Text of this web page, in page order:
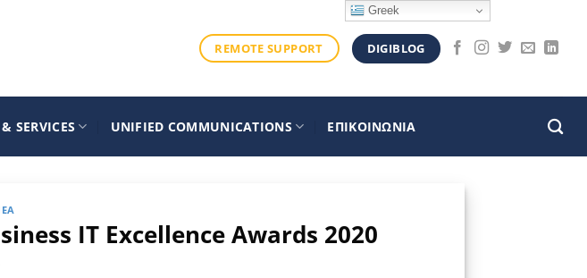
REMOTE SUPPORT DIGIBLOG
SERVICES UNIFIED COMMUNICATIONS ΕΠΙΚΟΙΝΩΝΙΑ
IT Excellence Awards 2020
Greek